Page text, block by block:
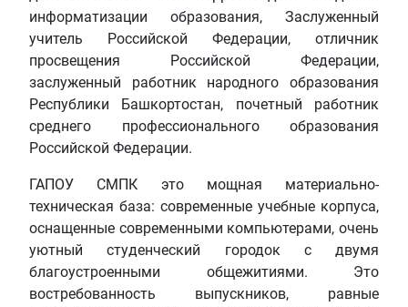
информатизации образования, Заслуженный
учитель Российской Федерации, отличник
просвещения Российской Федерации,
заслуженный работник народного образования
Республики Башкортостан, почетный работник
среднего профессионального образования
Российской Федерации.
ГАПОУ СМПК это мощная материально-
техническая база: современные учебные корпуса,
оснащенные современными компьютерами, очень
уютный студенческий городок с двумя
благоустроенными общежитиями. Это
востребованность выпускников, равные